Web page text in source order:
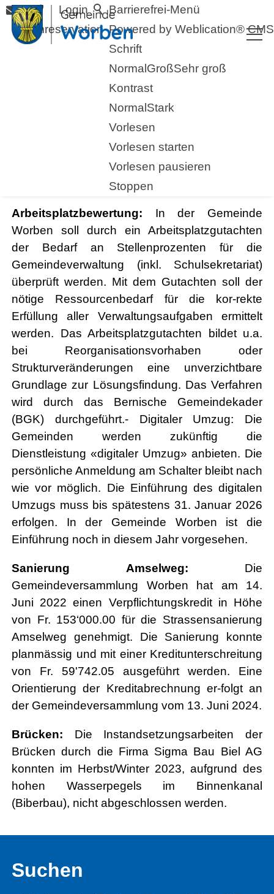
Barrierefrei-Menü
Powered by Weblication® CMS
Schrift
Normal GroßSehr groß
Kontrast
Normal Stark
Vorlesen
Vorlesen starten
Vorlesen pausieren
Stoppen
Login
Raumreservation
13.02.2024
Arbeitsplatzbewertung: In der Gemeinde
Worben soll durch ein Arbeitsplatzgutachten
der Bedarf an Stellenprozenten für die
Gemeindeverwaltung (inkl. Schulsekretariat)
überprüft werden. Mit dem Gutachten soll der
nötige Ressourcenbedarf für die kor-rekte
Erfüllung aller Verwaltungsaufgaben ermittelt
werden. Das Arbeitsplatzgutachten bildet u.a.
bei Reorganisationsvorhaben oder
Strukturveränderungen eine unverzichtbare
Grundlage zur Lösungsfindung. Das Verfahren
wird durch das Bernische Gemeindekader
(BGK) durchgeführt.- Digitaler Umzug: Die
Gemeinden werden zukünftig die
Dienstleistung «digitaler Umzug» anbieten. Die
persönliche Anmeldung am Schalter bleibt nach
wie vor möglich. Die Einführung des digitalen
Umzugs muss bis spätestens 31. Januar 2026
erfolgen. In der Gemeinde Worben ist die
Einführung noch in diesem Jahr vorgesehen.
Sanierung Amselweg: Die
Gemeindeversammlung Worben hat am 14.
Juni 2022 einen Verpflichtungskredit in Höhe
von Fr. 153‘000.00 für die Strassensanierung
Amselweg genehmigt. Die Sanierung konnte
planmässig und mit einer Kreditunterschreitung
von Fr. 59'742.05 ausgeführt werden. Eine
Orientierung der Kreditabrechnung er-folgt an
der Gemeindeversammlung vom 13. Juni 2024.
Brücken: Die Instandsetzungsarbeiten der
Brücken durch die Firma Sigma Bau Biel AG
konnten im Herbst/Winter 2023, aufgrund des
hohen Wasserpegels im Binnenkanal
(Biberbau), nicht abgeschlossen werden.
Suchen